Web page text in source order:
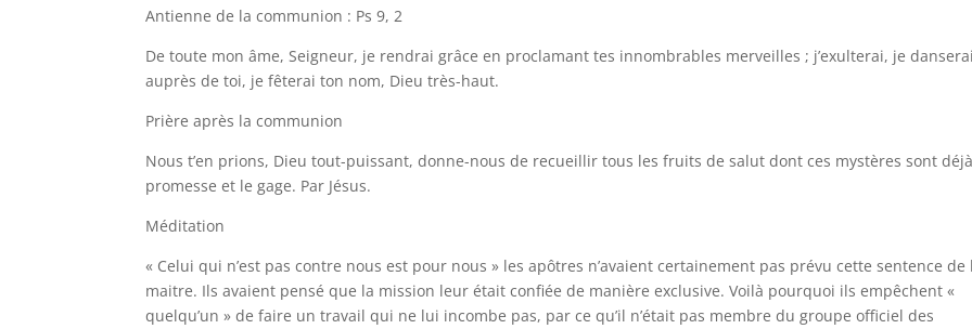
Antienne de la communion : Ps 9, 2
De toute mon âme, Seigneur, je rendrai grâce en proclamant tes innombrables merveilles ; j’exulterai, je danserai
auprès de toi, je fêterai ton nom, Dieu très-haut.
Prière après la communion
Nous t’en prions, Dieu tout-puissant, donne-nous de recueillir tous les fruits de salut dont ces mystères sont
promesse et le gage. Par Jésus.
Méditation
« Celui qui n’est pas contre nous est pour nous » les apôtres n’avaient certainement pas prévu cette sentence de
maitre. Ils avaient pensé que la mission leur était confiée de manière exclusive. Voilà pourquoi ils empêchent «
quelqu’un » de faire un travail qui ne lui incombe pas, par ce qu’il n’était pas membre du groupe officiel des